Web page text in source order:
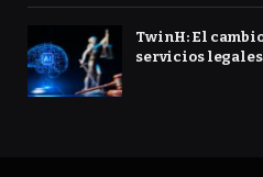
TwinH: El
servicios